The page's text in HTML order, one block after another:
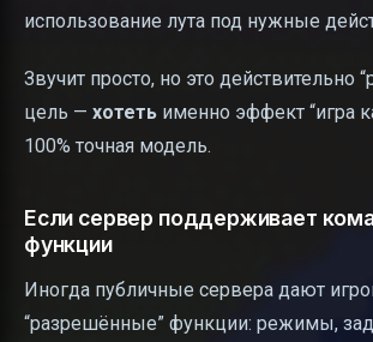
использование лута под нужные
Звучит просто, но это действительно
цель — хотеть именно эффект “игра
100% точная модель.
Если сервер поддерживает
функции
Иногда публичные сервера дают
“разрешённые” функции: режимы,